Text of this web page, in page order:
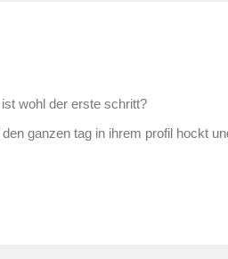
wohl der erste schritt?
ganzen tag in ihrem profil hockt